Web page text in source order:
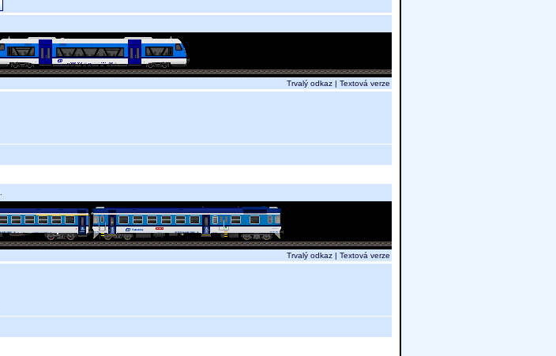
Trvalý odkaz | Textová verze
Trvalý odkaz | Textová verze